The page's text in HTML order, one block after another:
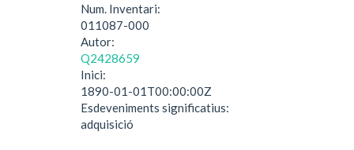
Num. Inventari:
011087-000
Autor:
Q2428659
Inici:
1890-01-01T00:00:00Z
Esdeveniments significatius:
adquisició